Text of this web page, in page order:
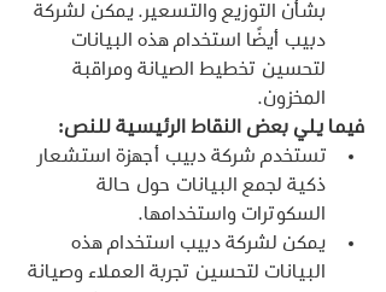
بشأن التوزيع والتسعير. يمكن لشركة
دبيب أيضًا استخدام هذه البيانات
لتحسين تخطيط الصيانة ومراقبة
المخزون.
فيما يلي بعض النقاط الرئيسية للنص:
تستخدم شركة دبيب أجهزة استشعار
ذكية لجمع البيانات حول حالة
السكوترات واستخدامها.
يمكن لشركة دبيب استخدام هذه
البيانات لتحسين تجربة العملاء وصيانة